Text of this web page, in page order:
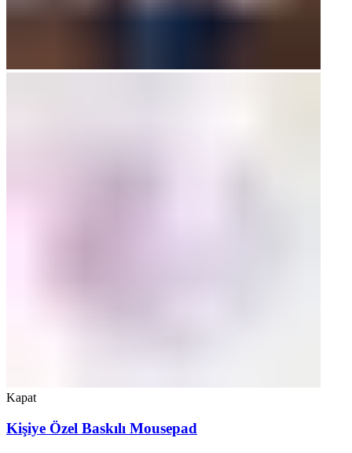
Kapat
Kişiye Özel Baskılı Mousepad